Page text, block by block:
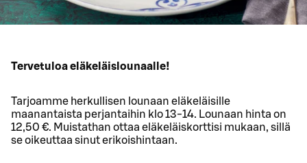
Tervetuloa eläkeläislounaalle!
Tarjoamme herkullisen lounaan eläkeläisille
maanantaista perjantaihin klo 13-14. Lounaan hinta on
12,50 €. Muistathan ottaa eläkeläiskorttisi mukaan, sillä
se oikeuttaa sinut erikoishintaan.